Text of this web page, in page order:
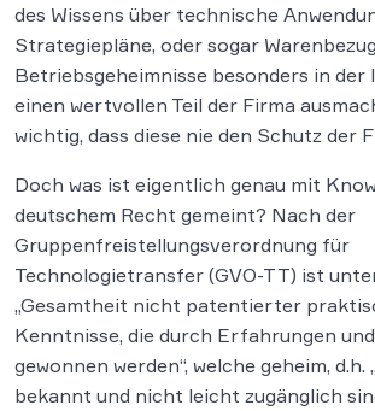
des Wissens über technische
Strategiepläne, oder sogar
Betriebsgeheimnisse besonders in der
einen wertvollen Teil der Firma
wichtig, dass diese nie den Schutz der
Doch was ist eigentlich genau mit
deutschem Recht gemeint? Nach der
Gruppenfreistellungsverordnung für
Technologietransfer (GVO-TT) ist
„Gesamtheit nicht patentierter
Kenntnisse, die durch Erfahrungen
gewonnen werden“, welche geheim,
bekannt und nicht leicht zugänglich